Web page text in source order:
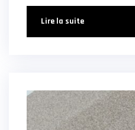
Lire la suite